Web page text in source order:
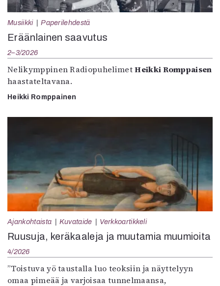
Musiikki Paperilehdestä
Eräänlainen saavutus
2–3/2026
Nelikymppinen RadiopuhelimetHeikki Romppaisen
haastateltavana.
Heikki Romppainen
Ajankohtaista Kuvataide Verkkoartikkeli
Ruusuja, keräkaaleja ja muutamia muumioita
4/2026
”Toistuva yö taustalla luo teoksiin ja näyttelyyn
omaa pimeää ja varjoisaa tunnelmaansa,